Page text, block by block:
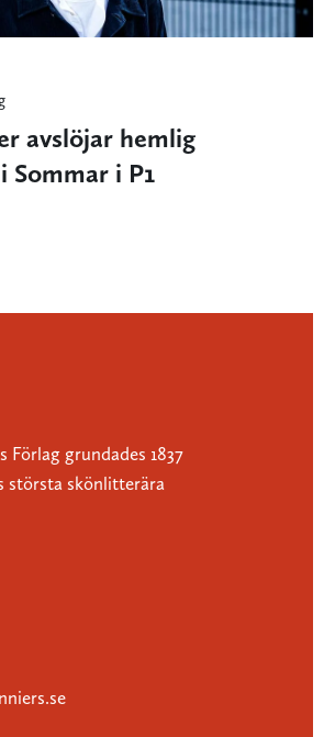
avslöjar hemlig
Sommar i P1
Förlag grundades 1837
största skönlitterära